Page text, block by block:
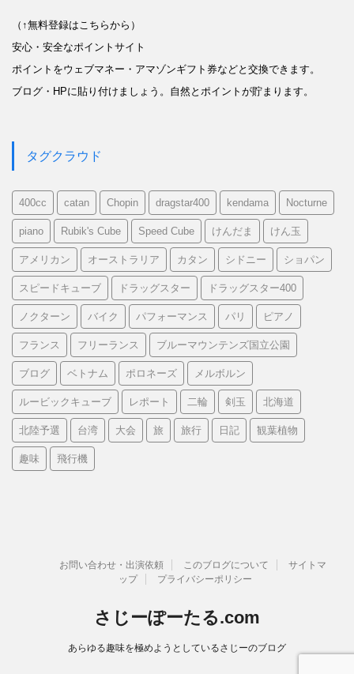
（↑無料登録はこちらから）
安心・安全なポイントサイト
ポイントをウェブマネー・アマゾンギフト券などと交換できます。
ブログ・HPに貼り付けましょう。自然とポイントが貯まります。
タグクラウド
400cc catan Chopin dragstar400 kendama Nocturne
piano Rubik's Cube Speed Cube けんだま けん玉
アメリカン オーストラリア カタン シドニー ショパン
スピードキューブ ドラッグスター ドラッグスター400
ノクターン バイク パフォーマンス パリ ピアノ
フランス フリーランス ブルーマウンテンズ国立公園
ブログ ベトナム ポロネーズ メルボルン
ルービックキューブ レポート 二輪 剣玉 北海道
北陸予選 台湾 大会 旅 旅行 日記 観葉植物
趣味 飛行機
お問い合わせ・出演依頼 このブログについて
サイトマ
ップ
プライバシーポリシー
さじーぽーたる.com
あらゆる趣味を極めようとしているさじーのブログ